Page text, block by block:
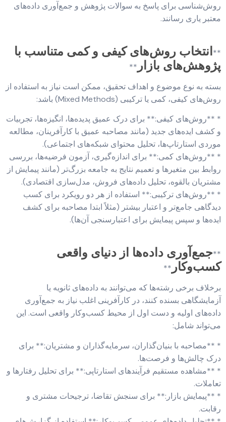
روش‌شناسی برای پاسخ به سوالات پژوهش و جمع‌آوری داده‌های
معتبر یاری رسانند.
**انتخاب روش‌های کیفی و کمی متناسب با
پژوهش‌های بازار **
بسته به نوع موضوع و اهداف تحقیق، ممکن است نیاز به استفاده از
روش‌های کیفی، کمی یا ترکیبی (Mixed Methods) باشد:
* **روش‌های کیفی:** برای درک عمیق پدیده‌ها، انگیزه‌ها، تجربیات
و کشف ایده‌های جدید (مانند مصاحبه عمیق با کارآفرینان، مطالعه
موردی استارتاپ‌ها، تحلیل محتوای شبکه‌های اجتماعی).
* **روش‌های کمی:** برای اندازه‌گیری، آزمون فرضیه‌ها، بررسی
روابط بین متغیرها و تعمیم نتایج به جامعه بزرگ‌تر (مانند پیمایش از
مشتریان بالقوه، تحلیل داده‌های فروش، مدل‌سازی اقتصادی).
* **روش‌های ترکیبی:** استفاده از هر دو رویکرد برای کسب
دیدگاهی جامع‌تر و اعتبار بیشتر (مثلاً ابتدا مصاحبه برای کشف
ایده‌ها و سپس پیمایش برای اعتبارسنجی آن‌ها).
**جمع‌آوری داده‌ها از دنیای واقعی
کسب‌وکار **
برخلاف برخی رشته‌ها که می‌توانند به داده‌های ثانویه یا
آزمایشگاهی بسنده کنند، در کارآفرینی اغلب نیاز به جمع‌آوری
داده‌های اولیه و دست اول از محیط کسب‌وکار واقعی است. این
می‌تواند شامل:
* **مصاحبه با بنیان‌گذاران، سرمایه‌گذاران و مشتریان:** برای
درک چالش‌ها و فرصت‌ها.
* **مشاهده مستقیم فرآیندهای استارتاپی:** برای تحلیل رفتارها و
تعاملات.
* **پیمایش بازار:** برای سنجش تقاضا، ترجیحات مشتری و
رقابت.